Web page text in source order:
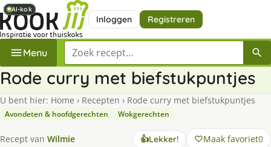
Inloggen Registreren
Menu Zoek een recept
Rode curry met biefstukpuntjes
U bent hier: Home › Recepten › Rode curry met biefstukpuntjes
Avondeten & hoofdgerechten Wokgerechten
Recept van Wilmie 👍Lekker! Maak favoriet0
AI-kok
AI-kok
AI-kok